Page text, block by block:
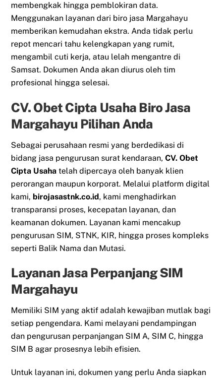
membengkak hingga pemblokiran data.
Menggunakan layanan dari biro jasa Margahayu
memberikan kemudahan ekstra. Anda tidak perlu
repot mencari tahu kelengkapan yang rumit,
mengambil cuti kerja, atau lelah mengantre di
Samsat. Dokumen Anda akan diurus oleh tim
profesional hingga selesai.
CV. Obet Cipta Usaha Biro Jasa
Margahayu Pilihan Anda
Sebagai perusahaan resmi yang berdedikasi di
bidang jasa pengurusan surat kendaraan,CV. Obet
Cipta Usaha telah dipercaya oleh banyak klien
perorangan maupun korporat. Melalui platform digital
kami, birojasastnk.co.id, kami menghadirkan
transparansi proses, kecepatan layanan, dan
keamanan dokumen. Layanan kami mencakup
pengurusan SIM, STNK, KIR, hingga proses kompleks
seperti Balik Nama dan Mutasi.
Layanan Jasa Perpanjang SIM
Margahayu
Memiliki SIM yang aktif adalah kewajiban mutlak bagi
setiap pengendara. Kami melayani pendampingan
dan pengurusan perpanjangan SIM A, SIM C, hingga
SIM B agar prosesnya lebih efisien.
Untuk layanan ini, dokumen yang perlu Anda siapkan